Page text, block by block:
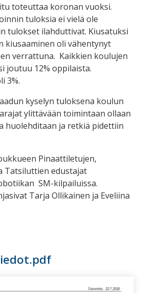
toteuttaa koronan vuoksi.
tuloksia ei vielä ole
tulokset ilahduttivat. Kiusatuksi
kiusaaminen oli vähentynyt
verrattuna. Kaikkien koulujen
joutuu 12% oppilaista.
3%.
kyselyn tuloksena koulun
ylittävään toimintaan ollaan
huolehditaan ja retkiä pidettiin
Pinaattiletujen,
Tatsiluttien edustajat
SM-kilpailuissa.
Tarja Ollikainen ja Eveliina